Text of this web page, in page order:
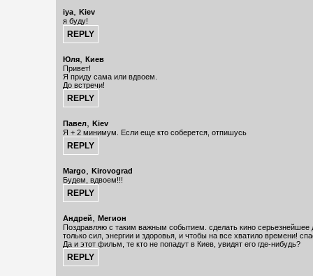
iya, Kiev
я буду!
Юля, Киев
Привет!
Я приду сама или вдвоем.
До встречи!
Павел, Kiev
Я + 2 минимум. Если еще кто соберется, отпишусь
Margo, Kirovograd
Будем, вдвоем!!!
Андрей, Мегион
Поздравляю с таким важным событием. сделать кино серьезнейшее
только сил, энергии и здоровья, и чтобы на все хватило времени!
Да и этот фильм, те кто не попадут в Киев, увидят его где-нибудь?